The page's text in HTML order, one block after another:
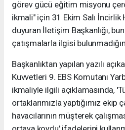
görev gücü eğitim misyonu
ikmali" için 31 Ekim Salı
duyuran İletişim Başkanlığı,
çatışmalarla ilgisi
Başkanlıktan yapılan yazılı
Kuvvetleri 9. EBS Komutanı
ikmaliyle ilgili açıklamasında,
ortaklarımızla yaptığımız ekip
havacılarının müşterek